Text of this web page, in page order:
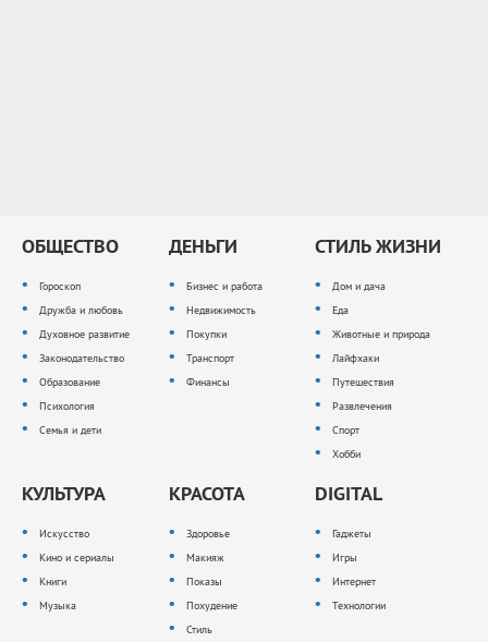
ОБЩЕСТВО
Гороскоп
Дружба и любовь
Духовное развитие
Законодательство
Образование
Психология
Семья и дети
ДЕНЬГИ
Бизнес и работа
Недвижимость
Покупки
Транспорт
Финансы
СТИЛЬ ЖИЗНИ
Дом и дача
Еда
Животные и природа
Лайфхаки
Путешествия
Развлечения
Спорт
Хобби
КУЛЬТУРА
Искусство
Кино и сериалы
Книги
Музыка
КРАСОТА
Здоровье
Макияж
Показы
Похудение
Стиль
DIGITAL
Гаджеты
Игры
Интернет
Технологии